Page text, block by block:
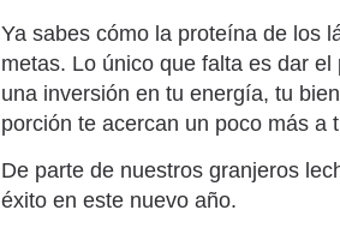
Ya sabes cómo la proteína de los
metas. Lo único que falta es dar
una inversión en tu energía, tu
porción te acercan un poco más a
De parte de nuestros granjeros
éxito en este nuevo año.